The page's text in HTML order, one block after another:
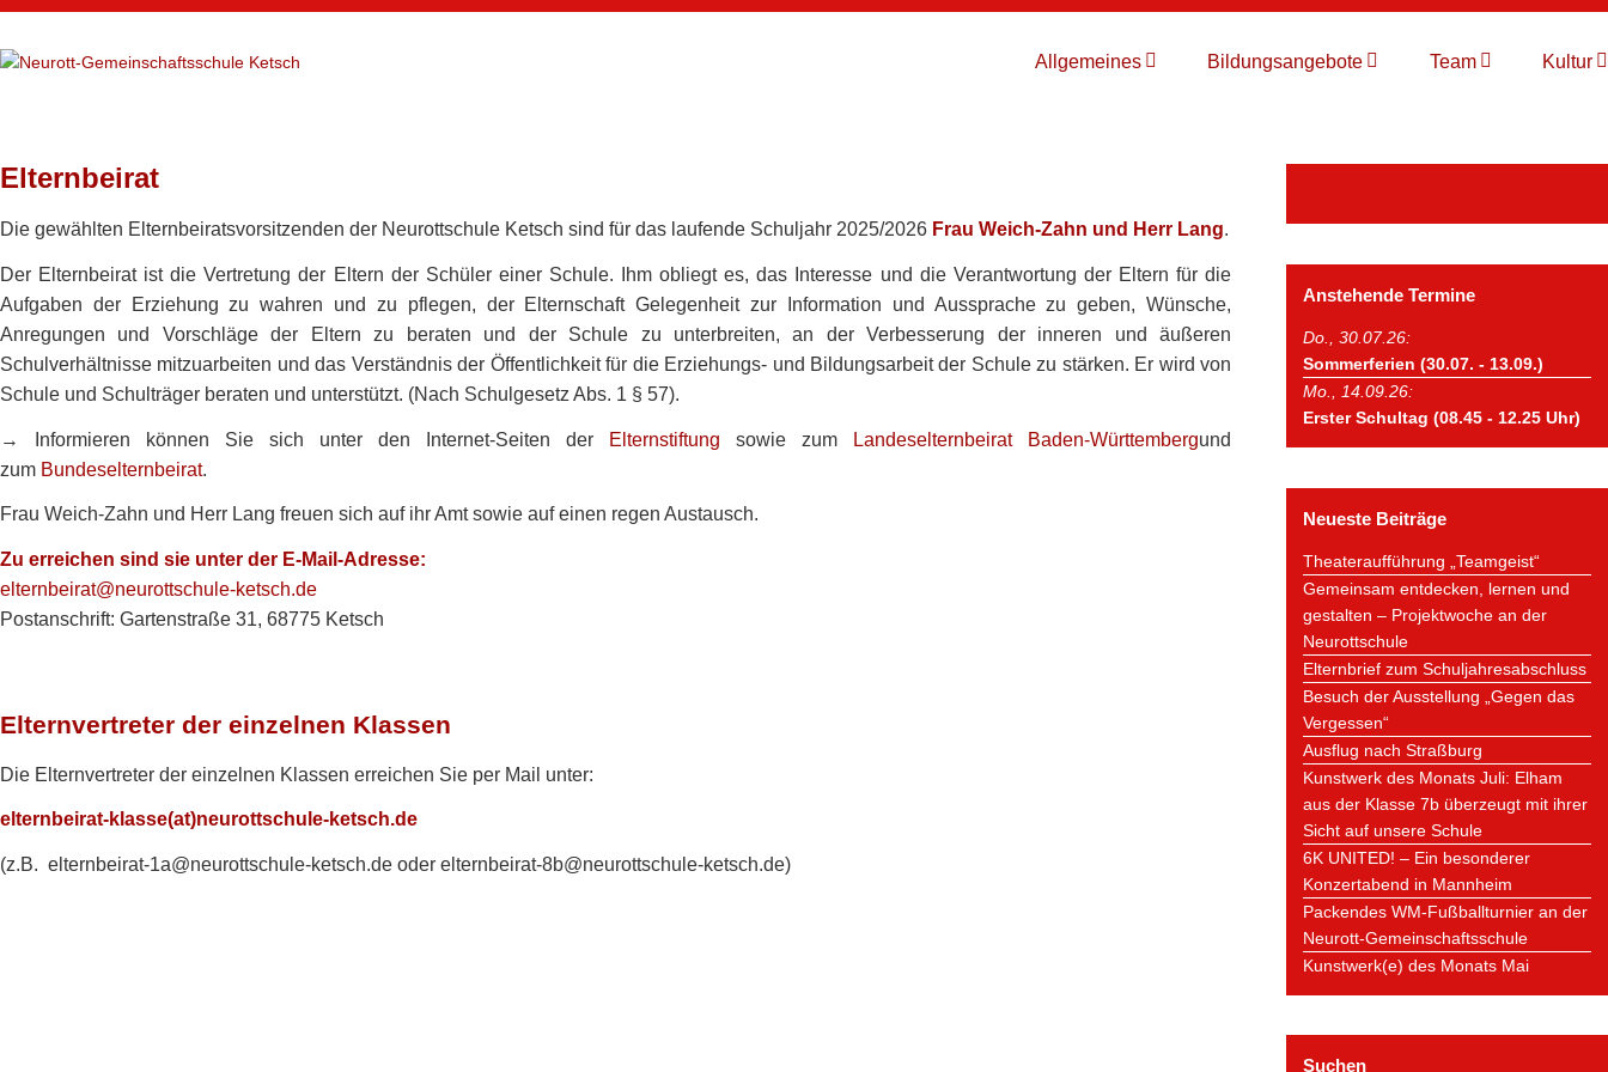
Zum
springen
NEUROTT-GEMEINSCHAFTSSCHULE KETSCH
Allgemeines Bildungsangebote Team Kultur
Elternbeirat
Die gewählten Elternbeiratsvorsitzenden der Neurottschule Ketsch sind für das laufende Schuljahr 2025/2026 Frau Weich-Zahn und Herr Lang.
Der Elternbeirat ist die Vertretung der Eltern der Schüler einer Schule. Ihm obliegt es, das Interesse und die Verantwortung der Eltern für die
Aufgaben der Erziehung zu wahren und zu pflegen, der Elternschaft Gelegenheit zur Information und Aussprache zu geben, Wünsche,
Anregungen und Vorschläge der Eltern zu beraten und der Schule zu unterbreiten, an der Verbesserung der inneren und äußeren
Schulverhältnisse mitzuarbeiten und das Verständnis der Öffentlichkeit für die Erziehungs- und Bildungsarbeit der Schule zu stärken. Er wird von
Schule und Schulträger beraten und unterstützt. (Nach Schulgesetz Abs. 1 § 57).
→ Informieren können Sie sich unter den Internet-Seiten der Elternstiftung sowie zum Landeselternbeirat Baden-Württembergund
zum Bundeselternbeirat.
Frau Weich-Zahn und Herr Lang freuen sich auf ihr Amt sowie auf einen regen Austausch.
Zu erreichen sind sie unter der E-Mail-Adresse:
elternbeirat@neurottschule-ketsch.de
Postanschrift: Gartenstraße 31, 68775 Ketsch
Elternvertreter der einzelnen Klassen
Die Elternvertreter der einzelnen Klassen erreichen Sie per Mail unter:
elternbeirat-klasse(at)neurottschule-ketsch.de
(z.B. elternbeirat-1a@neurottschule-ketsch.de oder elternbeirat-8b@neurottschule-ketsch.de)
Anstehende Termine
Do., 30.07.26:
Sommerferien (30.07. - 13.09.)
Mo., 14.09.26:
Erster Schultag (08.45 - 12.25 Uhr)
Neueste Beiträge
Theateraufführung „Teamgeist“
Gemeinsam entdecken, lernen und
gestalten – Projektwoche an der
Neurottschule
Elternbrief zum Schuljahresabschluss
Besuch der Ausstellung „Gegen das
Vergessen“
Ausflug nach Straßburg
Kunstwerk des Monats Juli: Elham
aus der Klasse 7b überzeugt mit ihrer
Sicht auf unsere Schule
6K UNITED! – Ein besonderer
Konzertabend in Mannheim
Packendes WM-Fußballturnier an der
Neurott-Gemeinschaftsschule
Kunstwerk(e) des Monats Mai
Suchen